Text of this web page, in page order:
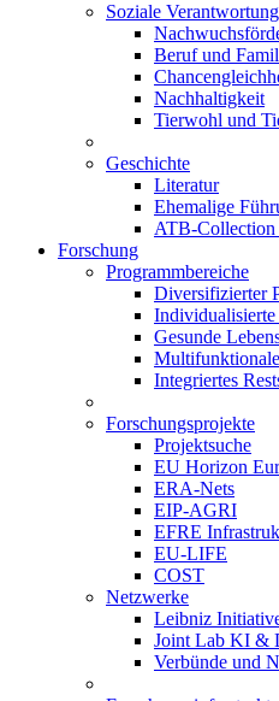
Soziale Verantwortung
Beruf und
Nachhaltigkeit
Tierwohl und
Geschichte
Literatur
Ehemalige
ATB-Collection
Forschung
Programmbereiche
Diversifizierter
Gesunde
Integriertes
Forschungsprojekte
Projektsuche
EU Horizon
ERA-Nets
EIP-AGRI
EFRE
EU-LIFE
COST
Netzwerke
Leibniz
Joint Lab KI &
Verbünde und